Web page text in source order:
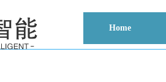
Home